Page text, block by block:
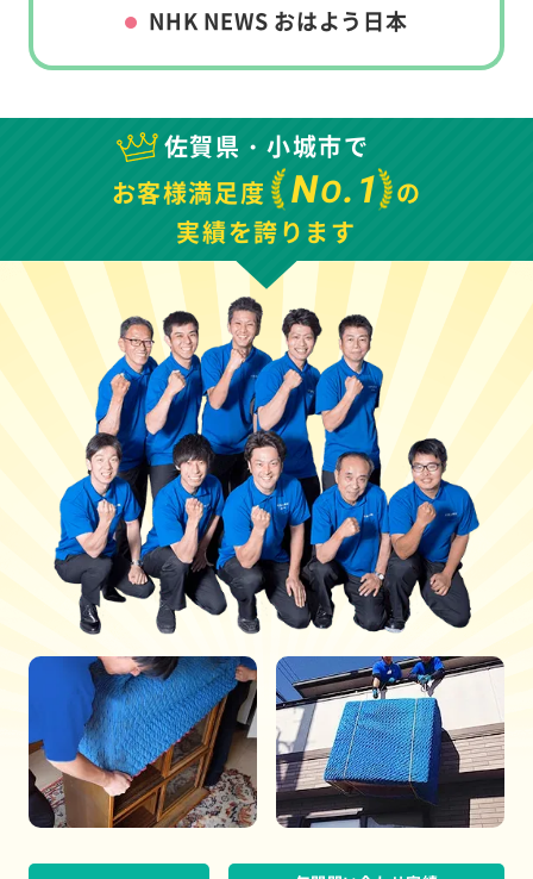
NHK NEWS おはよう日本
佐賀県・小城市で
お客様満足度
NO.1 の
実績を誇ります